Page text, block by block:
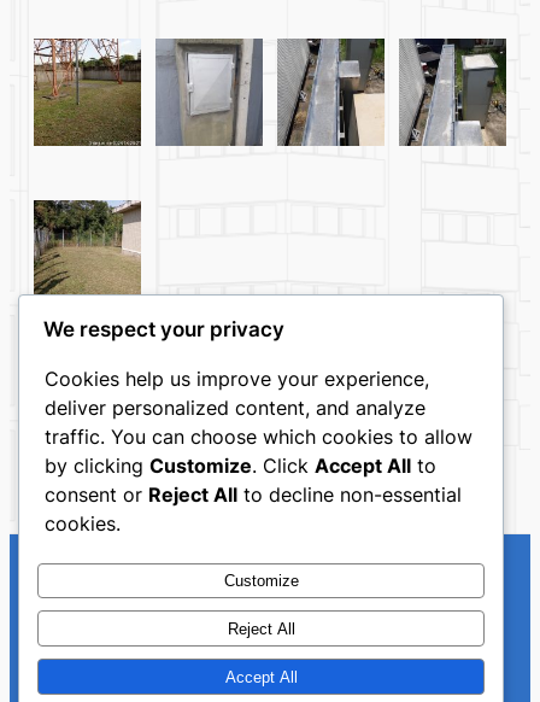
Entre em Contato
We respect your privacy
Cookies help us improve your experience,
deliver personalized content, and analyze
traffic. You can choose which cookies to allow
by clicking Customize. Click Accept All to
consent or Reject All to decline non-essential
cookies.
Customize
Reject All
Accept All